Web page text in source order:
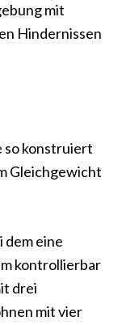
mit
Hindernissen
so konstruiert
Gleichgewicht
dem eine
kontrollierbar
drei
mit vier